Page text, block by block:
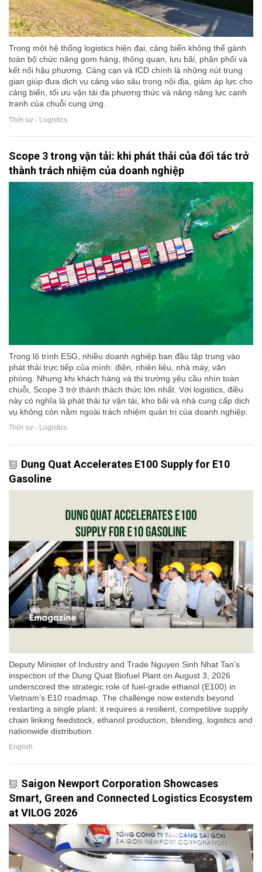
Trong một hệ thống logistics hiện đại, cảng biển không thể gánh
toàn bộ chức năng gom hàng, thông quan, lưu bãi, phân phối và
kết nối hậu phương. Cảng cạn và ICD chính là những nút trung
gian giúp đưa dịch vụ cảng vào sâu trong nội địa, giảm áp lực cho
cảng biển, tối ưu vận tải đa phương thức và nâng năng lực cạnh
tranh của chuỗi cung ứng.
Thời sự - Logistics
Scope 3 trong vận tải: khi phát thải của đối tác trở
thành trách nhiệm của doanh nghiệp
Trong lộ trình ESG, nhiều doanh nghiệp ban đầu tập trung vào
phát thải trực tiếp của mình: điện, nhiên liệu, nhà máy, văn
phòng. Nhưng khi khách hàng và thị trường yêu cầu nhìn toàn
chuỗi, Scope 3 trở thành thách thức lớn nhất. Với logistics, điều
này có nghĩa là phát thải từ vận tải, kho bãi và nhà cung cấp dịch
vụ không còn nằm ngoài trách nhiệm quản trị của doanh nghiệp.
Thời sự - Logistics
Dung Quat Accelerates E100 Supply for E10
Gasoline
Deputy Minister of Industry and Trade Nguyen Sinh Nhat Tan’s
inspection of the Dung Quat Biofuel Plant on August 3, 2026
underscored the strategic role of fuel-grade ethanol (E100) in
Vietnam’s E10 roadmap. The challenge now extends beyond
restarting a single plant: it requires a resilient, competitive supply
chain linking feedstock, ethanol production, blending, logistics and
nationwide distribution.
English
Saigon Newport Corporation Showcases
Smart, Green and Connected Logistics Ecosystem
at VILOG 2026